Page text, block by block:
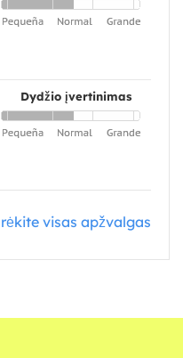
Dydžio įvertinimas
visas apžvalgas